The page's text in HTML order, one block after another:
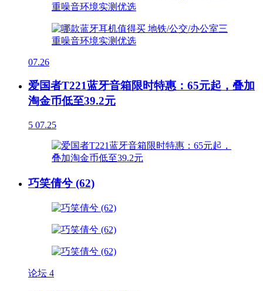
07.26
爱国者T221蓝牙音箱限时特惠：65元起，叠加
淘金币低至39.2元
5 07.25
巧笑倩兮 (62)
论坛 4